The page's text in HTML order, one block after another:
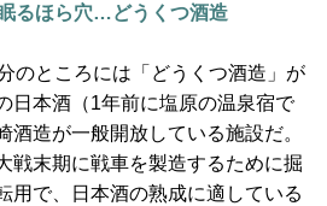
るほら穴…どうくつ酒造
のところには「どうくつ酒造」が
日本酒（1年前に塩原の温泉宿で
酒造が一般開放している施設だ。
戦末期に戦車を製造するために掘
用で、日本酒の熟成に適している